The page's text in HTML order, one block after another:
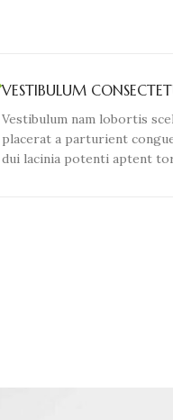
VESTIBULUM
Vestibulum nam lobortis
placerat a parturient
dui lacinia potenti aptent